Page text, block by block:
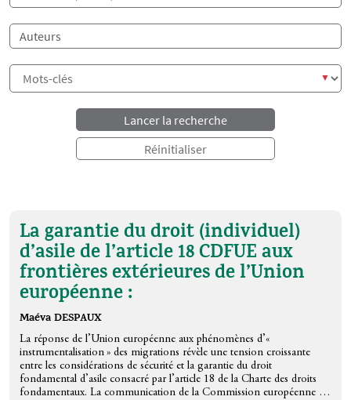
Auteur
La garantie du droit (individuel)
d’asile de l’article 18 CDFUE aux
frontières extérieures de l’Union
européenne :
Maéva DESPAUX
La réponse de l’Union européenne aux phénomènes d’«
instrumentalisation » des migrations révèle une tension croissante
entre les considérations de sécurité et la garantie du droit
fondamental d’asile consacré par l’article 18 de la Charte des droits
fondamentaux. La communication de la Commission européenne du